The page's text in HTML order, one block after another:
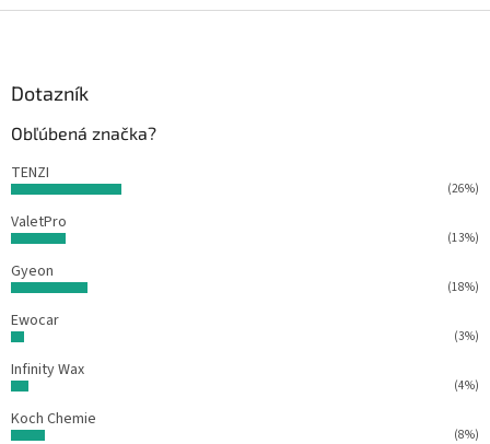
Dotazník
Obľúbená značka?
TENZI
(26%)
ValetPro
(13%)
Gyeon
(18%)
Ewocar
(3%)
Infinity Wax
(4%)
Koch Chemie
(8%)